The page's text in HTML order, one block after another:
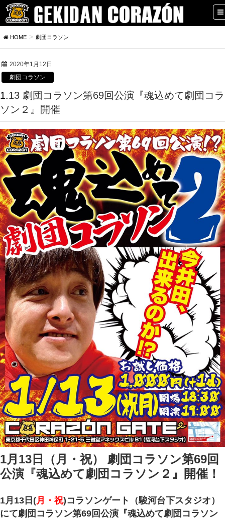
HOME 劇団コラソン
2020年1月12日
劇団コラソン
1.13 劇団コラソン第69回公演『魂込めて劇団コラ
ソン２』開催
1月13日（月・祝） 劇団コラソン第69回
公演『魂込めて劇団コラソン２』開催！
1月13日(月・祝)コラソンゲート（駿河台下スタジオ）
にて劇団コラソン第69回公演『魂込めて劇団コラソン